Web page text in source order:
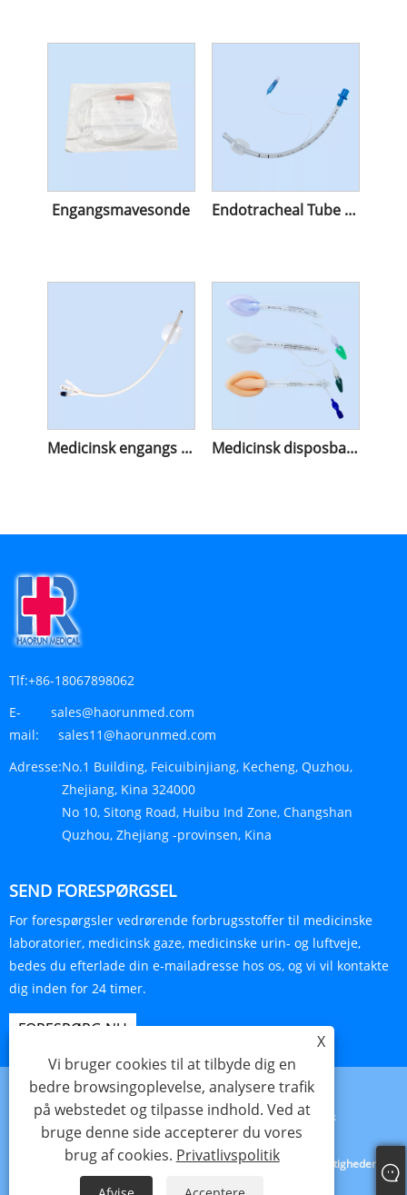
Engangsmavesonde Endotracheal Tube til engangsbrug
Medicinsk engangs silikone Foley kateter Medicinsk disposbale silikone larynx kateter
Tlf:+86-18067898062
E-
mail:
sales@haorunmed.com
sales11@haorunmed.com
Adresse:No.1 Building, Feicuibinjiang, Kecheng, Quzhou,
Zhejiang, Kina 324000
No 10, Sitong Road, Huibu Ind Zone, Changshan
Quzhou, Zhejiang -provinsen, Kina
SEND FORESPØRGSEL
For forespørgsler vedrørende forbrugsstoffer til medicinske
laboratorier, medicinsk gaze, medicinske urin- og luftveje,
bedes du efterlade din e-mailadresse hos os, og vi vil kontakte
dig inden for 24 timer.
FORESPØRG NU
Links Sitemap RSS XML Privatlivspolitik
Copyright © 2024 Haorun Medical Dressing Co., Ltd. Alle rettigheder
forbeholdes.
X
Vi bruger cookies til at tilbyde dig en
bedre browsingoplevelse, analysere trafik
på webstedet og tilpasse indhold. Ved at
bruge denne side accepterer du vores
brug af cookies. Privatlivspolitik